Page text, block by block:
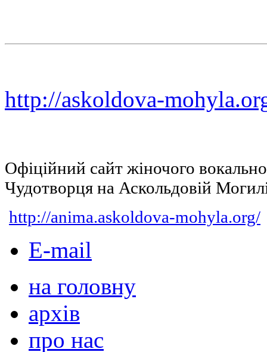
http://askoldova-
Офіційний сайт жіночого
Чудотворця на Аскольдовій
http://anima.askoldova-mohyla.org/
E-mail
на головну
архів
про нас